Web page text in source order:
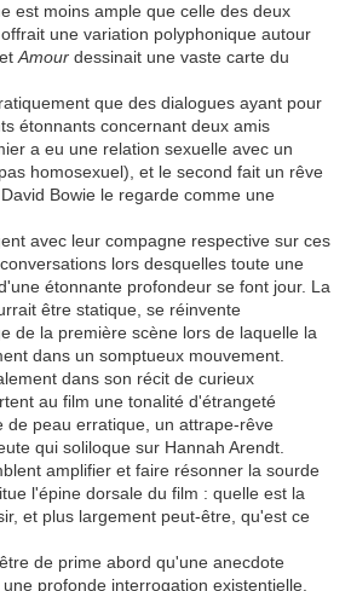
est moins ample que celle des deux
offrait une variation polyphonique autour
Amour dessinait une vaste carte du
que des dialogues ayant pour
étonnants concernant deux amis
a eu une relation sexuelle avec un
homosexuel), et le second fait un rêve
Bowie le regarde comme une
avec leur compagne respective sur ces
lors desquelles toute une
étonnante profondeur se font jour. La
être statique, se réinvente
de la première scène lors de laquelle la
dans un somptueux mouvement.
dans son récit de curieux
au film une tonalité d'étrangeté
de peau erratique, un attrape-rêve
qui soliloque sur Hannah Arendt.
amplifier et faire résonner la sourde
l'épine dorsale du film : quelle est la
et plus largement peut-être, qu'est ce
de prime abord qu'une anecdote
profonde interrogation existentielle.